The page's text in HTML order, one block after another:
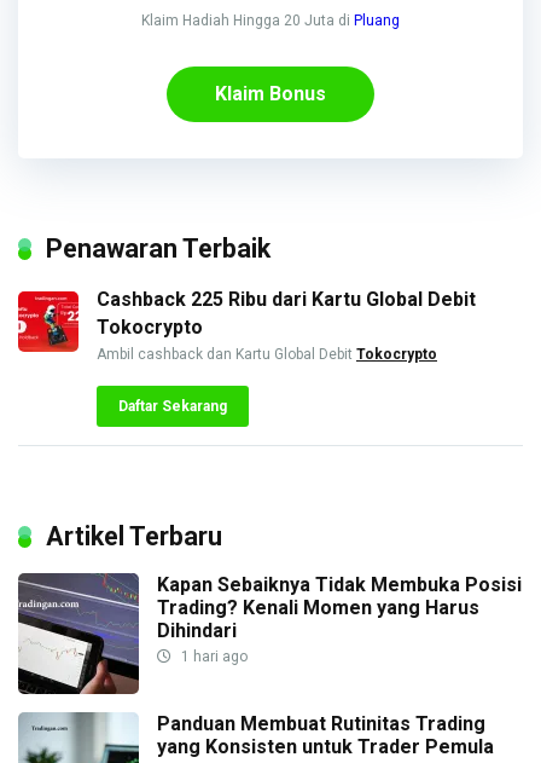
Klaim Hadiah Hingga 20 Juta di Pluang
Klaim Bonus
Penawaran Terbaik
Cashback 225 Ribu dari Kartu Global Debit
Tokocrypto
Ambil cashback dan Kartu Global Debit Tokocrypto
Daftar Sekarang
Artikel Terbaru
Kapan Sebaiknya Tidak Membuka Posisi
Trading? Kenali Momen yang Harus
Dihindari
1 hari ago
Panduan Membuat Rutinitas Trading
yang Konsisten untuk Trader Pemula